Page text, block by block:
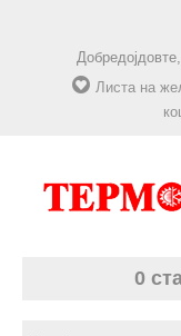
Добредојдовте,
Листа на
0